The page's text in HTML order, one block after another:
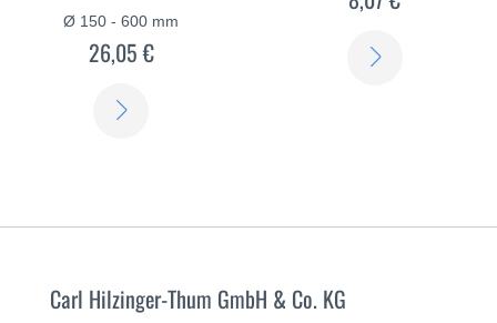
Ø 150 - 600 mm
26,05 €
Carl Hilzinger-Thum GmbH & Co. KG